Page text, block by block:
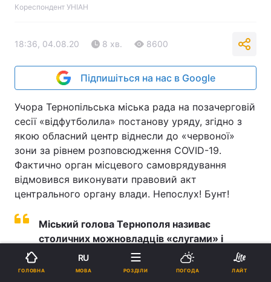
Кореспондент УНІАН
18:36, 04.08.20 8 хв. 8600
Підпишіться на нас в Google
Учора Тернопільська міська рада на позачерговій
сесії «відфутболила» постанову уряду, згідно з
якою обласний центр віднесли до «червоної»
зони за рівнем розповсюдження COVID-19.
Фактично орган місцевого самоврядування
відмовився виконувати правовий акт
центрального органу влади. Непослух! Бунт!
Міський голова Тернополя називає
столичних можновладців «слугами» і
висуває їм свої вимоги
ГОЛОВНА
RU
МОВА РОЗДІЛИ ПОГОДА ЛАЙТ